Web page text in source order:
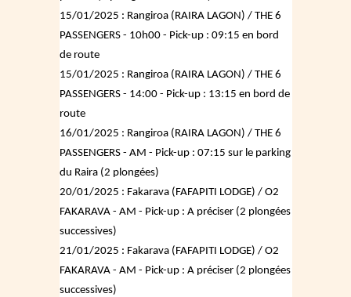
15/01/2025 : Rangiroa (RAIRA LAGON) / THE 6
PASSENGERS - 10h00 - Pick-up : 09:15 en bord
de route
15/01/2025 : Rangiroa (RAIRA LAGON) / THE 6
PASSENGERS - 14:00 - Pick-up : 13:15 en bord de
route
16/01/2025 : Rangiroa (RAIRA LAGON) / THE 6
PASSENGERS - AM - Pick-up : 07:15 sur le parking
du Raira (2 plongées)
20/01/2025 : Fakarava (FAFAPITI LODGE) / O2
FAKARAVA - AM - Pick-up : A préciser (2 plongées
successives)
21/01/2025 : Fakarava (FAFAPITI LODGE) / O2
FAKARAVA - AM - Pick-up : A préciser (2 plongées
successives)